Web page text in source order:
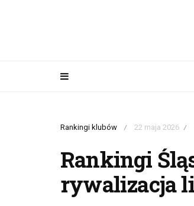
Rankingi klubów / 22 maja 2026 /
Rankingi
rywalizacja